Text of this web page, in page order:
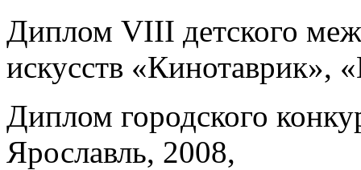
Диплом VIII детского
искусств «Кинотаврик»,
Диплом городского
Ярославль, 2008,